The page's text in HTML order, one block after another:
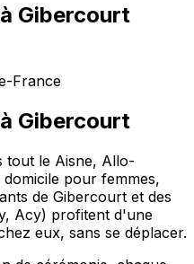
Gibercourt
France
à Gibercourt
tout le Aisne, Allo-
pour femmes,
de Gibercourt et des
Acy) profitent d'une
eux, sans se déplacer.